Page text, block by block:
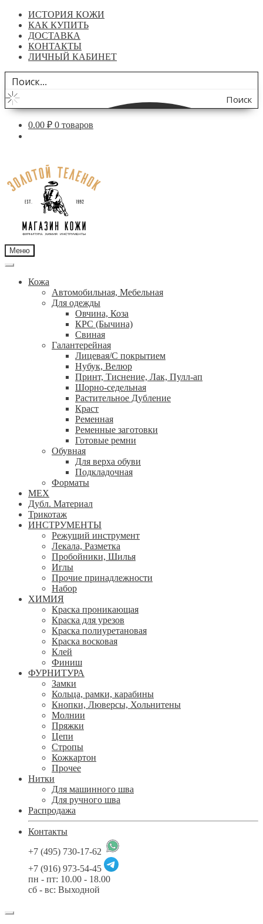
ИСТОРИЯ КОЖИ
КАК КУПИТЬ
ДОСТАВКА
КОНТАКТЫ
ЛИЧНЫЙ КАБИНЕТ
Поиск
по
0.00 ₽ 0 товаров
навигации
содержимому
Меню
Кожа
Автомобильная, Мебельная
Для одежды
Овчина, Коза
КРС (Бычина)
Свиная
Галантерейная
Лицевая/С покрытием
Нубук, Велюр
Принт, Тиснение, Лак, Пулл-ап
Шорно-седельная
Растительное Дубление
Краст
Ременная
Ременные заготовки
Готовые ремни
Обувная
Для верха обуви
Подкладочная
Форматы
МЕХ
Дубл. Материал
Трикотаж
ИНСТРУМЕНТЫ
Режущий инструмент
Лекала, Разметка
Пробойники, Шилья
Иглы
Прочие принадлежности
Набор
ХИМИЯ
Краска проникающая
Краска для урезов
Краска полиуретановая
Краска восковая
Клей
Финиш
ФУРНИТУРА
Замки
Кольца, рамки, карабины
Кнопки, Люверсы, Хольнитены
Молнии
Пряжки
Цепи
Стропы
Кожкартон
Прочее
Нитки
Для машинного шва
Для ручного шва
Распродажа
Контакты
+7 (495) 730-17-62
+7 (916) 973-54-45
пн - пт: 10.00 - 18.00
сб - вс: Выходной